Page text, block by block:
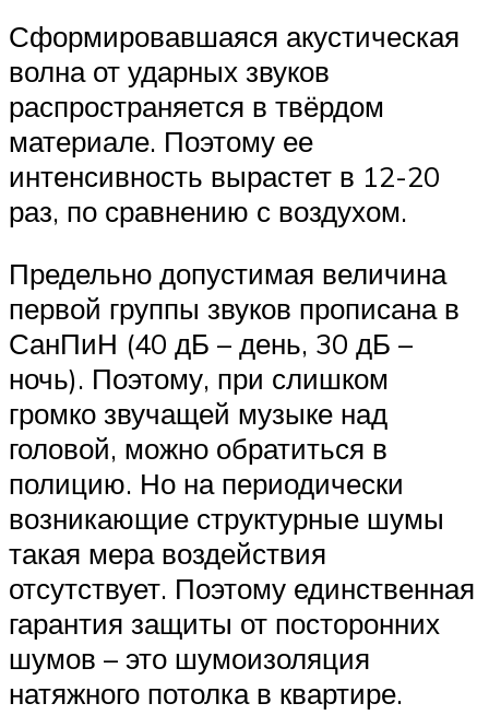
Сформировавшаяся акустическая
волна от ударных звуков
распространяется в твёрдом
материале. Поэтому ее
интенсивность вырастет в 12-20
раз, по сравнению с воздухом.
Предельно допустимая величина
первой группы звуков прописана в
СанПиН (40 дБ – день, 30 дБ –
ночь). Поэтому, при слишком
громко звучащей музыке над
головой, можно обратиться в
полицию. Но на периодически
возникающие структурные шумы
такая мера воздействия
отсутствует. Поэтому единственная
гарантия защиты от посторонних
шумов – это шумоизоляция
натяжного потолка в квартире.